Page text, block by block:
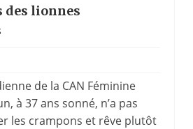
des lionnes
de la CAN Féminine
à 37 ans sonné, n’a pas
les crampons et rêve plutôt